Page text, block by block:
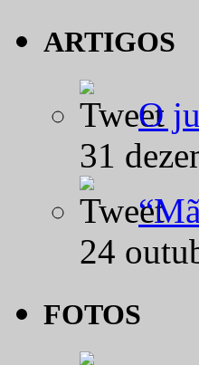
ARTIGOS
O
31
24
FOTOS